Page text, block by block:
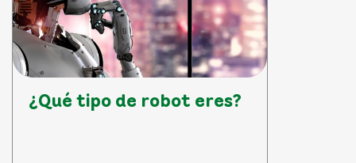
¿Qué tipo de robot eres?